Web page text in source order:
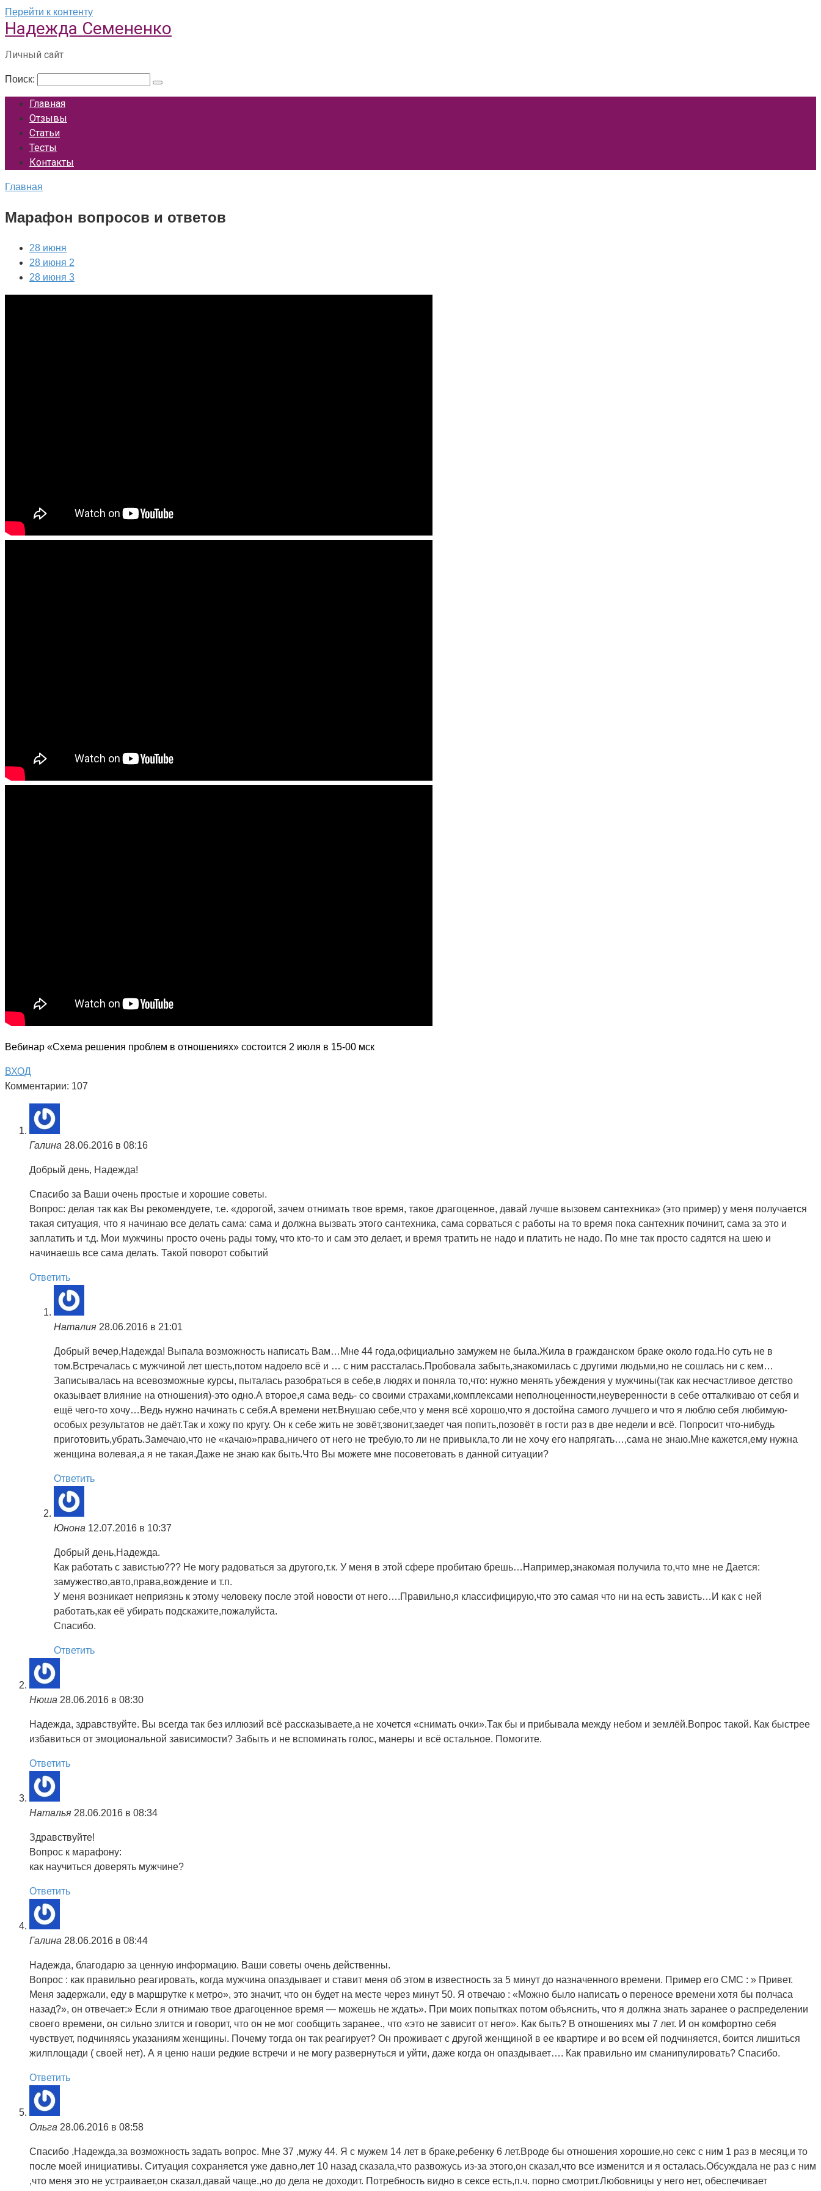
Перейти к контенту
Надежда Семененко
Личный сайт
Поиск:
Главная
Отзывы
Статьи
Тесты
Контакты
Главная
Марафон вопросов и ответов
28 июня
28 июня 2
28 июня 3
Вебинар «Схема решения проблем в отношениях» состоится 2 июля в 15-00 мск
ВХОД
Комментарии: 107
Галина 28.06.2016 в 08:16
Добрый день, Надежда!
Спасибо за Ваши очень простые и хорошие советы.
Вопрос: делая так как Вы рекомендуете, т.е. «дорогой, зачем отнимать твое время, такое драгоценное, давай лучше вызовем сантехника» (это пример) у меня получается
такая ситуация, что я начинаю все делать сама: сама и должна вызвать этого сантехника, сама сорваться с работы на то время пока сантехник починит, сама за это и
заплатить и т.д. Мои мужчины просто очень рады тому, что кто-то и сам это делает, и время тратить не надо и платить не надо. По мне так просто садятся на шею и
начинаешь все сама делать. Такой поворот событий
Ответить
Наталия 28.06.2016 в 21:01
Добрый вечер,Надежда! Выпала возможность написать Вам…Мне 44 года,официально замужем не была.Жила в гражданском браке около года.Но суть не в
том.Встречалась с мужчиной лет шесть,потом надоело всё и … с ним рассталась.Пробовала забыть,знакомилась с другими людьми,но не сошлась ни с кем…
Записывалась на всевозможные курсы, пыталась разобраться в себе,в людях и поняла то,что: нужно менять убеждения у мужчины(так как несчастливое детство
оказывает влияние на отношения)-это одно.А второе,я сама ведь- со своими страхами,комплексами неполноценности,неуверенности в себе отталкиваю от себя и
ещё чего-то хочу…Ведь нужно начинать с себя.А времени нет.Внушаю себе,что у меня всё хорошо,что я достойна самого лучшего и что я люблю себя любимую-
особых результатов не даёт.Так и хожу по кругу. Он к себе жить не зовёт,звонит,заедет чая попить,позовёт в гости раз в две недели и всё. Попросит что-нибудь
приготовить,убрать.Замечаю,что не «качаю»права,ничего от него не требую,то ли не привыкла,то ли не хочу его напрягать…,сама не знаю.Мне кажется,ему нужна
женщина волевая,а я не такая.Даже не знаю как быть.Что Вы можете мне посоветовать в данной ситуации?
Ответить
Юнона 12.07.2016 в 10:37
Добрый день,Надежда.
Как работать с завистью??? Не могу радоваться за другого,т.к. У меня в этой сфере пробитаю брешь…Например,знакомая получила то,что мне не Дается:
замужество,авто,права,вождение и т.п.
У меня возникает неприязнь к этому человеку после этой новости от него….Правильно,я классифицирую,что это самая что ни на есть зависть…И как с ней
работать,как её убирать подскажите,пожалуйста.
Спасибо.
Ответить
Нюша 28.06.2016 в 08:30
Надежда, здравствуйте. Вы всегда так без иллюзий всё рассказываете,а не хочется «снимать очки».Так бы и прибывала между небом и землёй.Вопрос такой. Как быстрее
избавиться от эмоциональной зависимости? Забыть и не вспоминать голос, манеры и всё остальное. Помогите.
Ответить
Наталья 28.06.2016 в 08:34
Здравствуйте!
Вопрос к марафону:
как научиться доверять мужчине?
Ответить
Галина 28.06.2016 в 08:44
Надежда, благодарю за ценную информацию. Ваши советы очень действенны.
Вопрос : как правильно реагировать, когда мужчина опаздывает и ставит меня об этом в известность за 5 минут до назначенного времени. Пример его СМС : » Привет.
Меня задержали, еду в маршрутке к метро», это значит, что он будет на месте через минут 50. Я отвечаю : «Можно было написать о переносе времени хотя бы полчаса
назад?», он отвечает:» Если я отнимаю твое драгоценное время — можешь не ждать». При моих попытках потом объяснить, что я должна знать заранее о распределении
своего времени, он сильно злится и говорит, что он не мог сообщить заранее., что «это не зависит от него». Как быть? В отношениях мы 7 лет. И он комфортно себя
чувствует, подчиняясь указаниям женщины. Почему тогда он так реагирует? Он проживает с другой женщиной в ее квартире и во всем ей подчиняется, боится лишиться
жилплощади ( своей нет). А я ценю наши редкие встречи и не могу развернуться и уйти, даже когда он опаздывает…. Как правильно им сманипулировать? Спасибо.
Ответить
Ольга 28.06.2016 в 08:58
Спасибо ,Надежда,за возможность задать вопрос. Мне 37 ,мужу 44. Я с мужем 14 лет в браке,ребенку 6 лет.Вроде бы отношения хорошие,но секс с ним 1 раз в месяц,и то
после моей инициативы. Ситуация сохраняется уже давно,лет 10 назад сказала,что развожусь из-за этого,он сказал,что все изменится и я осталась.Обсуждала не раз с ним
,что меня это не устраивает,он сказал,давай чаще.,но до дела не доходит. Потребность видно в сексе есть,п.ч. порно смотрит.Любовницы у него нет, обеспечивает